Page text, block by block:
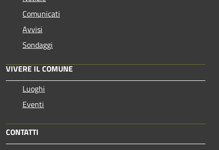
Comunicati
Avvisi
Sondaggi
VIVERE IL COMUNE
Luoghi
Eventi
CONTATTI